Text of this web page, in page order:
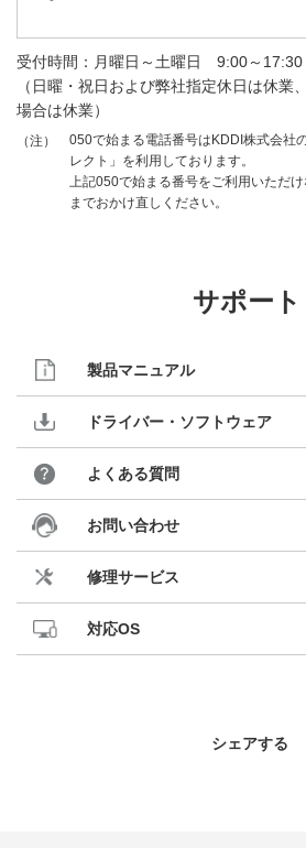
受付時間：月曜日～土曜日 9:00～17:30
（日曜・祝日および弊社指定休日は休業
場合は休業）
（注）
050で始まる電話番号はKDDI株式会社
レクト」を利用しております。
上記050で始まる番号をご利用いただ
までおかけ直しください。
サポート
製品マニュアル
ドライバー・ソフトウェア
よくある質問
お問い合わせ
修理サービス
対応OS
シェアする